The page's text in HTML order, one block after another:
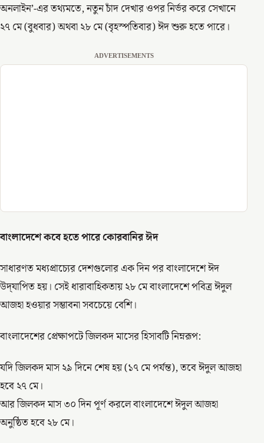
অনলাইন’-এর তথ্যমতে, নতুন চাঁদ দেখার ওপর নির্ভর করে সেখানে
২৭ মে (বুধবার) অথবা ২৮ মে (বৃহস্পতিবার) ঈদ শুরু হতে পারে।
ADVERTISEMENTS
বাংলাদেশে কবে হতে পারে কোরবানির ঈদ
সাধারণত মধ্যপ্রাচ্যের দেশগুলোর এক দিন পর বাংলাদেশে ঈদ
উদ্‌যাপিত হয়। সেই ধারাবাহিকতায় ২৮ মে বাংলাদেশে পবিত্র ঈদুল
আজহা হওয়ার সম্ভাবনা সবচেয়ে বেশি।
বাংলাদেশের প্রেক্ষাপটে জিলকদ মাসের হিসাবটি নিম্নরূপ:
যদি জিলকদ মাস ২৯ দিনে শেষ হয় (১৭ মে পর্যন্ত), তবে ঈদুল আজহা
হবে ২৭ মে।
আর জিলকদ মাস ৩০ দিন পূর্ণ করলে বাংলাদেশে ঈদুল আজহা
অনুষ্ঠিত হবে ২৮ মে।